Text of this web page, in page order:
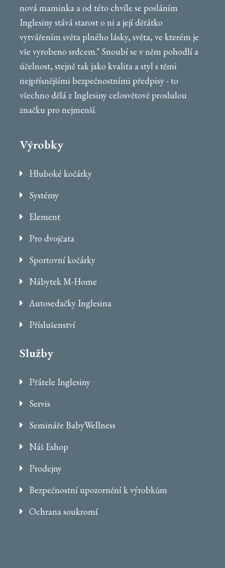
nová maminka a od této chvíle se posláním
Inglesiny stává starost o ni a její děťátko
vytvářením světa plného lásky, světa, ve kterém je
vše vyrobeno srdcem." Snoubí se v něm pohodlí a
účelnost, stejně tak jako kvalita a styl s těmi
nejpřísnějšími bezpečnostními předpisy - to
všechno dělá z Inglesiny celosvětově proslulou
značku pro nejmenší.
Výrobky
Hluboké kočárky
Systémy
Element
Pro dvojčata
Sportovní kočárky
Nábytek M-Home
Autosedačky Inglesina
Příslušenství
Služby
Přátele Inglesiny
Servis
Semináře BabyWellness
Náš Eshop
Prodejny
Bezpečnostní upozornění k výrobkům
Ochrana soukromí